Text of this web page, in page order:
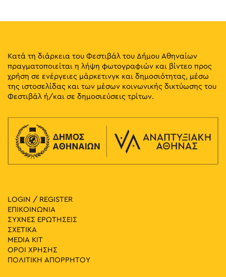
Κατά τη διάρκεια του Φεστιβάλ του Δήμου Αθηναίων
πραγματοποιείται η λήψη φωτογραφιών και βίντεο προς
χρήση σε ενέργειες μάρκετινγκ και δημοσιότητας, μέσω
της ιστοσελίδας και των μέσων κοινωνικής δικτύωσης του
Φεστιβάλ ή/και σε δημοσιεύσεις τρίτων.
LOGIN / REGISTER
ΕΠΙΚΟΙΝΩΝΙΑ
ΣΥΧΝΕΣ ΕΡΩΤΗΣΕΙΣ
ΣΧΕΤΙΚΑ
MEDIA ΚIT
ΟΡΟΙ ΧΡΗΣΗΣ
ΠΟΛΙΤΙΚΗ ΑΠΟΡΡΗΤΟΥ